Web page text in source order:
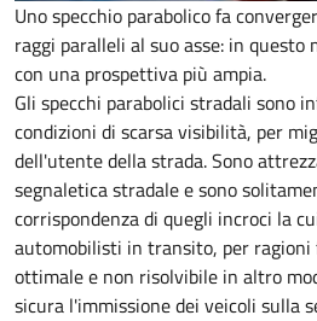
Uno specchio parabolico fa
raggi paralleli al suo asse: in
con una prospettiva più ampia.
Gli specchi parabolici stradali sono
condizioni di scarsa visibilità, per
dell'utente della strada. Sono
segnaletica stradale e sono
corrispondenza di quegli incroci la
automobilisti in transito, per ragioni
ottimale e non risolvibile in altro
sicura l'immissione dei veicoli sulla